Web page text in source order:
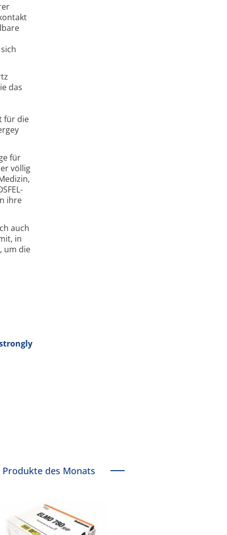
das
für die
für
völlig
ihre
auch
in
um die
Produkte des Monats